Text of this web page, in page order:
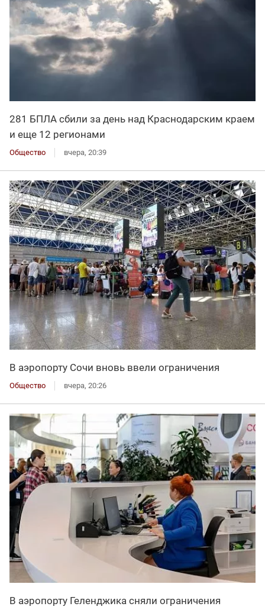
281 БПЛА сбили за день над Краснодарским краем
и еще 12 регионами
Общество вчера, 20:39
В аэропорту Сочи вновь ввели ограничения
Общество вчера, 20:26
В аэропорту Геленджика сняли ограничения